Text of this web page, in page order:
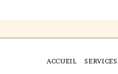
ACCUEIL SERVICES